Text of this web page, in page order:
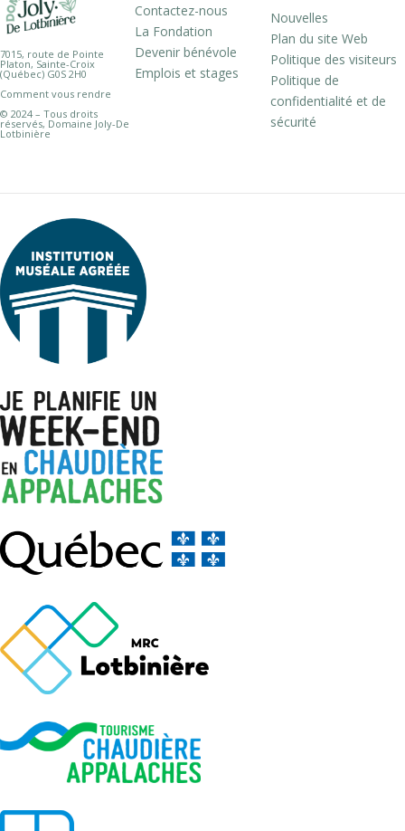
7015, route de Pointe
Platon, Sainte-Croix
(Québec) G0S 2H0
Comment vous rendre
© 2024 – Tous droits
réservés, Domaine Joly-De
Lotbinière
Contactez-nous
La Fondation
Devenir bénévole
Emplois et stages
Nouvelles
Plan du site Web
Politique des visiteurs
Politique de
confidentialité et de
sécurité